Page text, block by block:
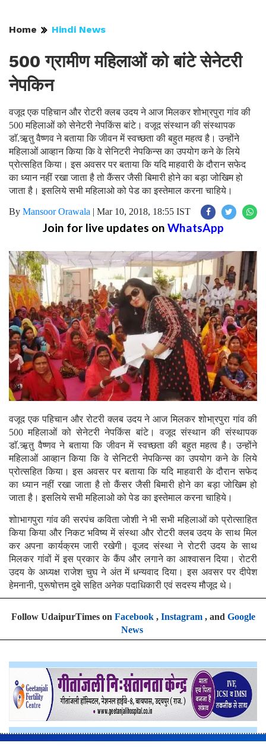
Home Hindi News
500 ग्रामीण महिलाओं को बांटे सेनेटरी
नेपकिन
वजूद एक पहिचान और रोटरी क्लब उदय ने आज मिलकर शोभा्रपुरा गांव की
500 महिलाओं को सेनेटरी नेपकिंस बांटे। वजूद संस्थान की संस्थापक
डाॅ.ऋ़तु वैष्णव ने बताया कि जीवन में स्वच्छता की बहुत महत्व है। उन्होंने
महिलाओं आव्हान किया कि वे सेनिटरी नेपकिन्स का उपयोग कने के लिये
प्रोत्सहित किया। इस अवसर पर बताया कि यदि माहवारी के दौरान सफेद
का ध्यान नहीं रखा जाता है तो कैंसर जैसी बिमारी होने का बड़ा जोखिम हो
जाता है। इसलिये सभी महिलाओ को पेड का इस्तेमाल करना चाहिये।
By Mansoor Orawala | Mar 10, 2018, 18:55 IST
Join for live updates on WhatsApp
वजूद एक पहिचान और रोटरी क्लब उदय ने आज मिलकर शोभा्रपुरा गांव की
500 महिलाओं को सेनेटरी नेपकिंस बांटे। वजूद संस्थान की संस्थापक
डाॅ.ऋ़तु वैष्णव ने बताया कि जीवन में स्वच्छता की बहुत महत्व है। उन्होंने
महिलाओं आव्हान किया कि वे सेनिटरी नेपकिन्स का उपयोग कने के लिये
प्रोत्सहित किया। इस अवसर पर बताया कि यदि माहवारी के दौरान सफेद
का ध्यान नहीं रखा जाता है तो कैंसर जैसी बिमारी होने का बड़ा जोखिम हो
जाता है। इसलिये सभी महिलाओ को पेड का इस्तेमाल करना चाहिये।
शोाभागपुरा गांव की सरपंच कविता जोशी ने भी सभी महिलाओं को प्रोत्साहित
किया किया और निकट भविष्य में संस्था और रोटरी क्लब उदय के साथ मिल
कर अपना कार्यक्रम जारी रखेगी। वूजद संस्था ने रोटरी उदय के साथ
मिलकर गांवों में इस प्रकार के कैंप और लगाने का आश्वासन दिया। रोटरी
उदय के अध्यक्ष राजेश चुघ ने अंत में धन्यवाद दिया। इस अवसर पर दीपेश
हेमनानी, पुरूषोत्तम दुबे सहित अनेक पदाधिकारी एवं सदस्य मौजूद थे।
Follow UdaipurTimes on Facebook, Instagram, and Google
News